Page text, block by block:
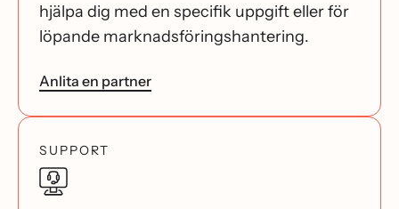
hjälpa dig med en specifik uppgift eller för
löpande marknadsföringshantering.
Anlita en partner
SUPPORT